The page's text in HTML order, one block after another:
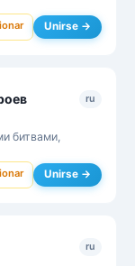
Unirse →
ru
битвами,
Unirse →
ru